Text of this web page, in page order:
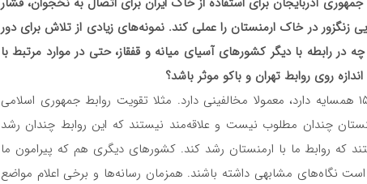
زنگزور در خاک ارمنستان را عملی کند. نمونه‌های زیادی از تلاش برای دور
در رابطه با دیگر کشورهای آسیای میانه و قفقاز، حتی در موارد مرتبط با
روی روابط تهران و باکو موثر باشد؟
روابط با همسایگان، مخصوصا برای ایران که ۱۵ همسایه دارد، معمولا مخالفینی دارد. مثلا تقویت روابط جمهوری اسلامی
چندان مطلوب نیست و علاقه‌مند نیستند که این روابط چندان رشد
که روابط ما با ارمنستان رشد کند. کشورهای دیگری هم که پیرامون ما
نگاه‌های مشابهی داشته ‌باشند. همزمان رسانه‌ها و برخی اعلام مواضع